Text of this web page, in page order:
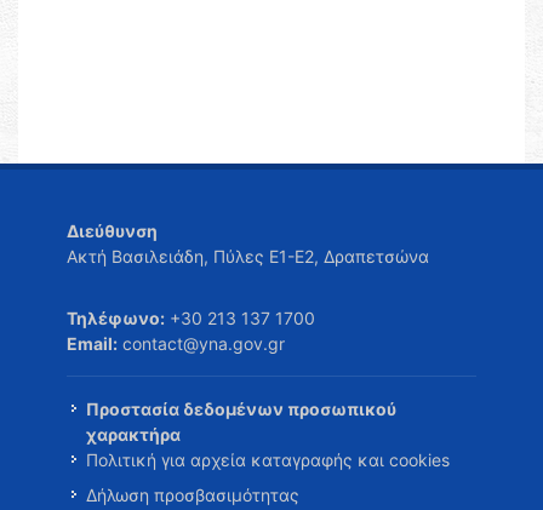
Διεύθυνση
Ακτή Βασιλειάδη, Πύλες Ε1-Ε2, Δραπετσώνα
Τηλέφωνο: +30 213 137 1700
Email: contact@yna.gov.gr
Προστασία δεδομένων προσωπικού
χαρακτήρα
Πολιτική για αρχεία καταγραφής και cookies
Δήλωση προσβασιμότητας